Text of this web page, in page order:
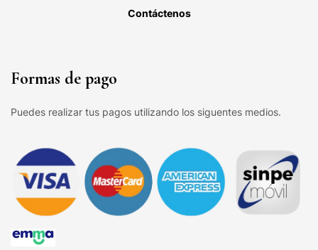
Contáctenos
Formas de pago
Puedes realizar tus pagos utilizando los siguentes medios.